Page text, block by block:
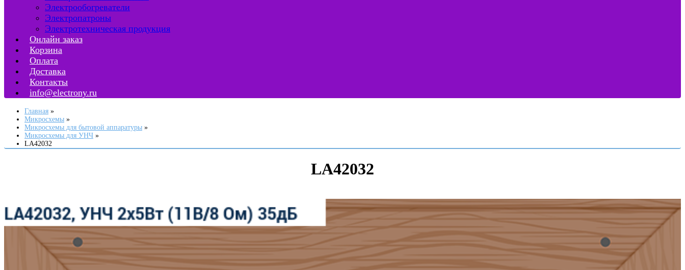
Электрообогреватели
Электропатроны
Электротехническая продукция
Онлайн заказ
Корзина
Оплата
Доставка
Контакты
info@electrony.ru
Главная
Микросхемы
Микросхемы для бытовой аппаратуры
Микросхемы для УНЧ
LA42032
LA42032